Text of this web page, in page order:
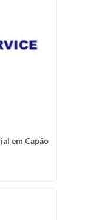
em Capão